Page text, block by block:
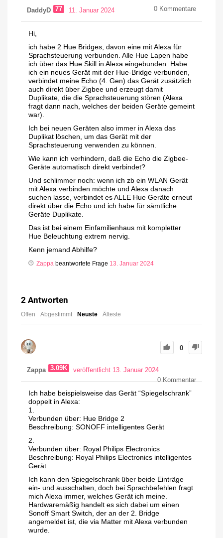
DaddyD 77 11. Januar 2024 0 Kommentare
Hi,
ich habe 2 Hue Bridges, davon eine mit Alexa für
Sprachsteuerung verbunden. Alle Hue Lapen habe
ich über das Hue Skill in Alexa eingebunden. Habe
ich ein neues Gerät mit der Hue-Bridge verbunden,
verbindet meine Echo (4. Gen) das Gerät zusätzlich
auch direkt über Zigbee und erzeugt damit
Duplikate, die die Sprachsteuerung stören (Alexa
fragt dann nach, welches der beiden Geräte gemeint
war).
Ich bei neuen Geräten also immer in Alexa das
Duplikat löschen, um das Gerät mit der
Sprachsteuerung verwenden zu können.
Wie kann ich verhindern, daß die Echo die Zigbee-
Geräte automatisch direkt verbindet?
Und schlimmer noch: wenn ich zb ein WLAN Gerät
mit Alexa verbinden möchte und Alexa danach
suchen lasse, verbindet es ALLE Hue Geräte erneut
direkt über die Echo und ich habe für sämtliche
Geräte Duplikate.
Das ist bei einem Einfamilienhaus mit kompletter
Hue Beleuchtung extrem nervig.
Kenn jemand Abhilfe?
Zappa beantwortete Frage 13. Januar 2024
2 Antworten
Offen Abgestimmt Neuste Älteste
0
Zappa 3.09K
veröffentlicht 13. Januar 2024
0Kommentar
Ich habe beispielsweise das Gerät “Spiegelschrank”
doppelt in Alexa:
1.
Verbunden über: Hue Bridge 2
Beschreibung: SONOFF intelligentes Gerät
2.
Verbunden über: Royal Philips Electronics
Beschreibung: Royal Philips Electronics intelligentes
Gerät
Ich kann den Spiegelschrank über beide Einträge
ein- und ausschalten, doch bei Sprachbefehlen fragt
mich Alexa immer, welches Gerät ich meine.
Hardwaremäßig handelt es sich dabei um einen
Sonoff Smart Switch, der an der 2. Bridge
angemeldet ist, die via Matter mit Alexa verbunden
wurde.